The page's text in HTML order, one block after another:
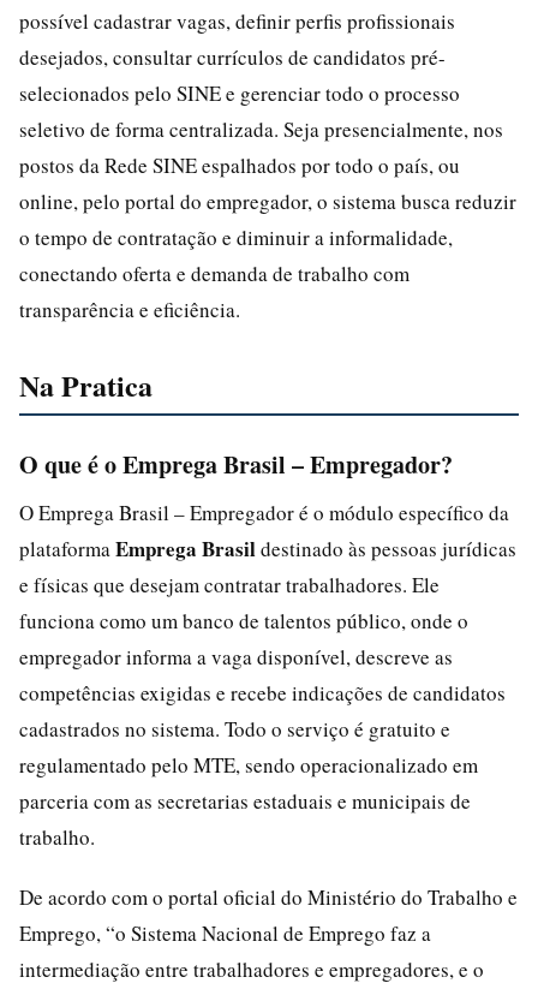
possível cadastrar vagas, definir perfis profissionais
desejados, consultar currículos de candidatos pré-
selecionados pelo SINE e gerenciar todo o processo
seletivo de forma centralizada. Seja presencialmente, nos
postos da Rede SINE espalhados por todo o país, ou
online, pelo portal do empregador, o sistema busca reduzir
o tempo de contratação e diminuir a informalidade,
conectando oferta e demanda de trabalho com
transparência e eficiência.
Na Pratica
O que é o Emprega Brasil – Empregador?
O Emprega Brasil – Empregador é o módulo específico da
plataforma Emprega Brasildestinado às pessoas jurídicas
e físicas que desejam contratar trabalhadores. Ele
funciona como um banco de talentos público, onde o
empregador informa a vaga disponível, descreve as
competências exigidas e recebe indicações de candidatos
cadastrados no sistema. Todo o serviço é gratuito e
regulamentado pelo MTE, sendo operacionalizado em
parceria com as secretarias estaduais e municipais de
trabalho.
De acordo com o portal oficial do Ministério do Trabalho e
Emprego, “o Sistema Nacional de Emprego faz a
intermediação entre trabalhadores e empregadores, e o